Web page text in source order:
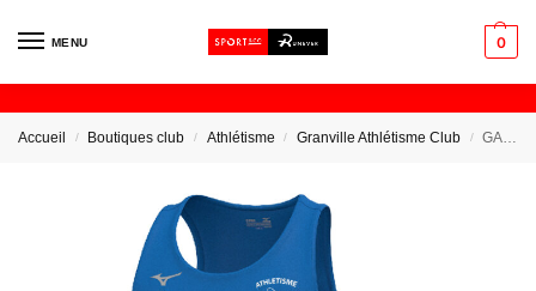
MENU 0
Accueil / Boutiques club / Athlétisme / Granville Athlétisme Club / GAC – Débardeur